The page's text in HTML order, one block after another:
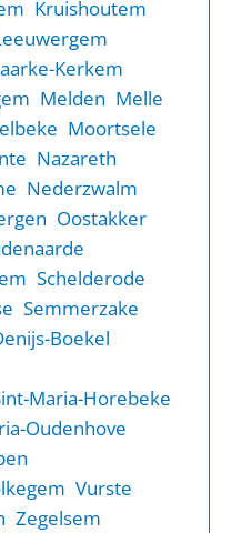
Kruishoutem
Kerkem
Melden Melle
Moortsele
Nazareth
Nederzwalm
Oostakker
Schelderode
Semmerzake
Boekel
Maria-Horebeke
Oudenhove
Vurste
Zegelsem